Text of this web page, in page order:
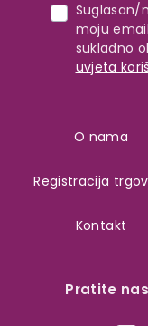
Suglasan/
moju
sukladno
uvjeta
Pratite
O nama
Registracija
Kontakt